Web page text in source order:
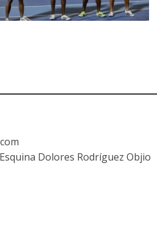
Dolores Rodríguez Objio